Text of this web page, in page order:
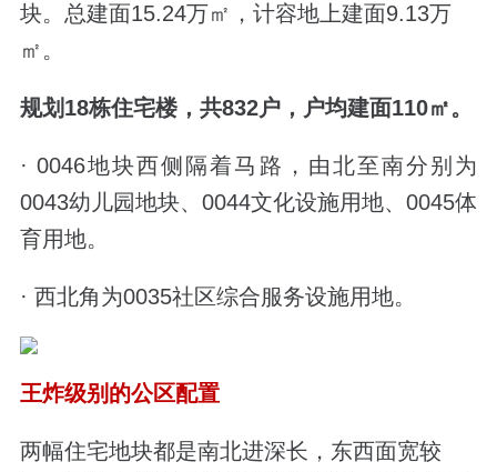
块。 总建面15.24万㎡，计容地上建面9.13万
㎡。
规划18栋住宅楼，共832户，户均建面110㎡。
· 0046地块西侧隔着马路，由北至南分别为
0043幼儿园地块、0044文化设施用地、0045体
育用地。
· 西北角为0035社区综合服务设施用地。
王炸级别的公区配置
两幅住宅地块都是南北进深长，东西面宽较